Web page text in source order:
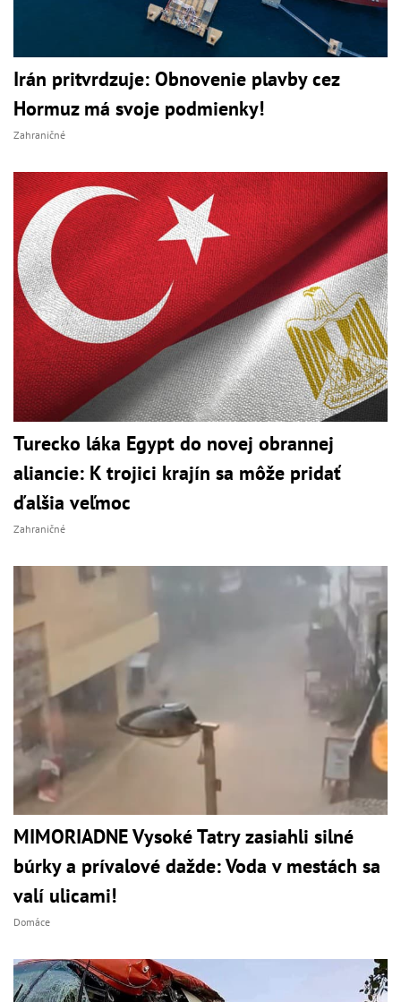
Irán pritvrdzuje: Obnovenie plavby cez
Hormuz má svoje podmienky!
Zahraničné
Turecko láka Egypt do novej obrannej
aliancie: K trojici krajín sa môže pridať
ďalšia veľmoc
Zahraničné
MIMORIADNE Vysoké Tatry zasiahli silné
búrky a prívalové dažde: Voda v mestách sa
valí ulicami!
Domáce